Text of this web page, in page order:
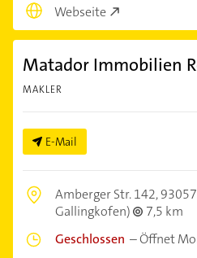
Webseite
Matador Immobilien
MAKLER
E-Mail
Amberger Str. 142,
Gallingkofen)
7,5 km
Geschlossen –Öffnet